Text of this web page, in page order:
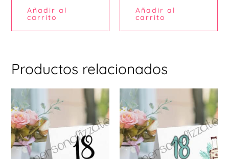
Añadir al
carrito
Añadir al
carrito
Productos relacionados